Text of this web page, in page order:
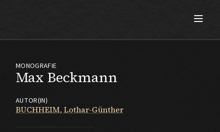
Max Beckmann
MONOGRAFIE
AUTOR(IN)
BUCHHEIM, Lothar-Günther